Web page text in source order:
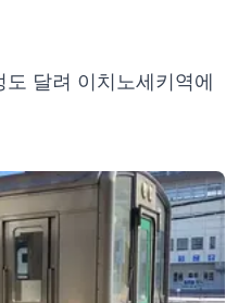
달려 이치노세키역에